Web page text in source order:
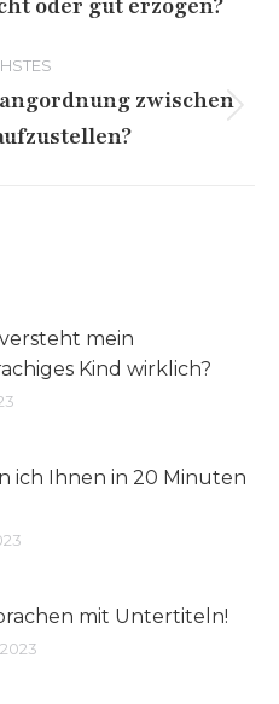
Vorheriger
oder gut erzogen?
Nächster
Beitrag:
zwischen
mein
Kind wirklich?
ich Ihnen in 20 Minuten
mit Untertiteln!